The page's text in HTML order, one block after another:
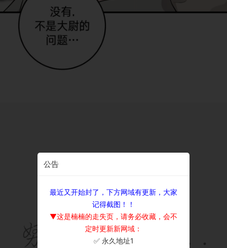
公告
最近又开始封了，下方网域有更新，大家
记得截图！！
▼这是楠楠的走失页，请务必收藏，会不
定时更新新网域：
✅ 永久地址1